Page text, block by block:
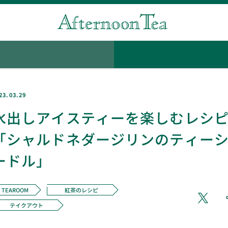
出しアイスティーを楽しむレシ
「シャルドネダージリンのティー
ドル」
TEAROOM
紅茶のレシピ
テイクアウト